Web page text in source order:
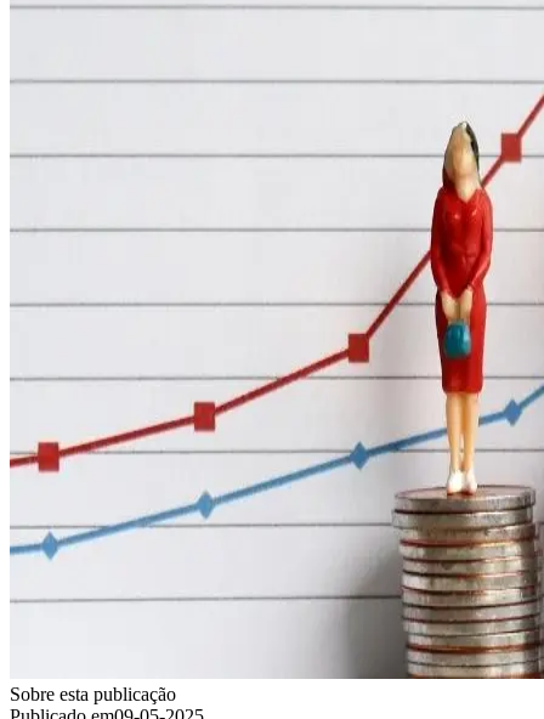
Sobre esta publicação